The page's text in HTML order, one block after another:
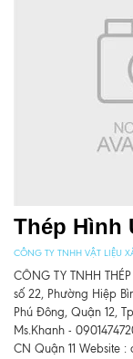
Thép Hình
CÔNG TY TNHH VẬT LIỆU
CÔNG TY TNHH
số 22, Phường Hiệp
Phú Đông, Quận 12,
Ms.Khanh -
CN Quận 11 Website